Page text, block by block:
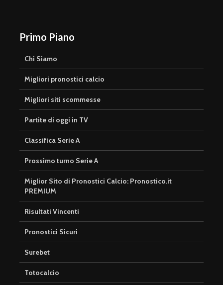
Primo Piano
Chi Siamo
Migliori pronostici calcio
Migliori siti scommesse
Partite di oggi in TV
Classifica Serie A
Prossimo turno Serie A
Miglior Sito di Pronostici Calcio: Pronostico.it
PREMIUM
Risultati Vincenti
Pronostici Sicuri
Surebet
Totocalcio